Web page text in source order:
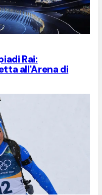
Rai:
all'Arena di